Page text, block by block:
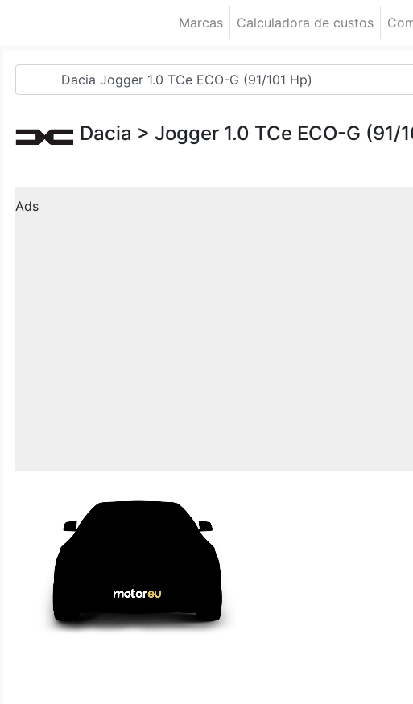
Marcas Calculadora de custos
Dacia > Jogger 1.0 TCe ECO-G (91/
Ads